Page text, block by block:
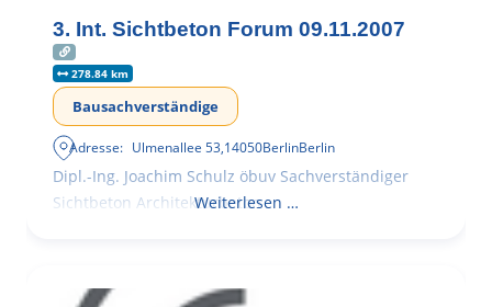
3. Int. Sichtbeton Forum 09.11.2007
278.84 km
Bausachverständige
Adresse: Ulmenallee 53,14050BerlinBerlin
Dipl.-Ing. Joachim Schulz öbuv Sachverständiger
Sichtbeton Architekturbeton
Weiterlesen …